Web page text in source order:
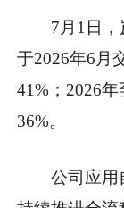
7月1日
于2026年6月
41%；2026
36%。
公司应用